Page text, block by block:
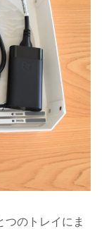
つのトレイにま